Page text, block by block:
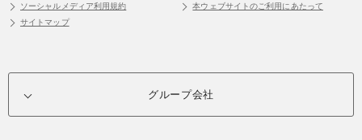
ソーシャルメディア利用規約
本ウェブサイトのご利用にあたって
サイトマップ
グループ会社